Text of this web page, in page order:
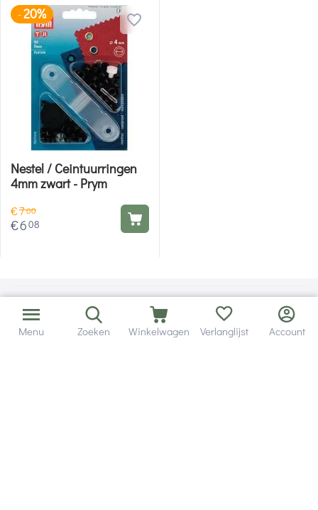
-20%
Nestel / Ceintuurringen
4mm zwart - Prym
€760
€608
Menu Zoeken Winkelwagen Verlanglijst Account